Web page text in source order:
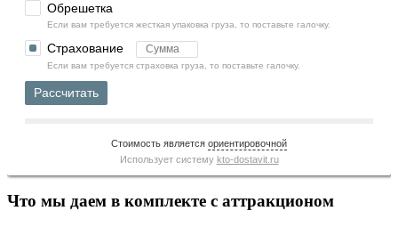
Обрешетка
Если вам требуется жесткая упаковка груза, то поставьте галочку.
Страхование
Если вам требуется страховка груза, то поставьте галочку.
Рассчитать
Стоимость является ориентировочной
Использует систему kto-dostavit.ru
Что мы даем в комплекте с аттракционом